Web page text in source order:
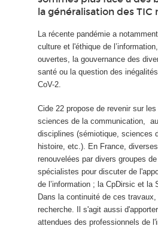
la généralisation des
La récente pandémie a
culture et l'éthique de
ouvertes, la gouvernance des
santé ou la question des
CoV-2.
Cide 22 propose de revenir sur
sciences de la communication,
disciplines (sémiotique, sciences
histoire, etc.). En France,
renouvelées par divers groupes
spécialistes pour discuter de
de l’information ; la CpDirsic et
Dans la continuité de ces
recherche. Il s'agit aussi
attendues des professionnels de